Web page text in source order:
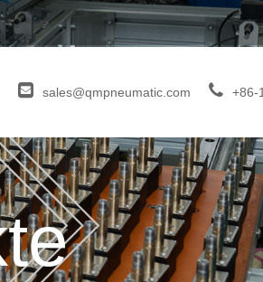
sales@qmpneumatic.com +86-